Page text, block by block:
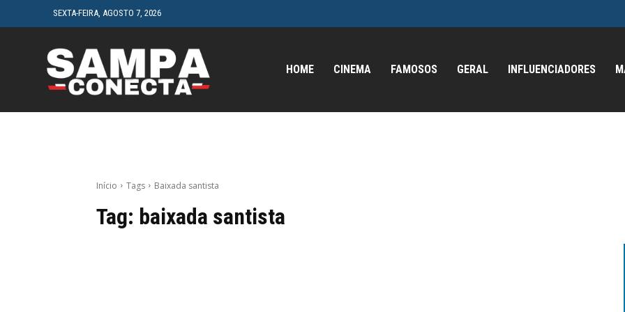
SEXTA-FEIRA, AGOSTO 7, 2026
HOME CINEMA FAMOSOS GERAL INFLUENCIADORES
Início Tags Baixada santista
Tag: baixada santista